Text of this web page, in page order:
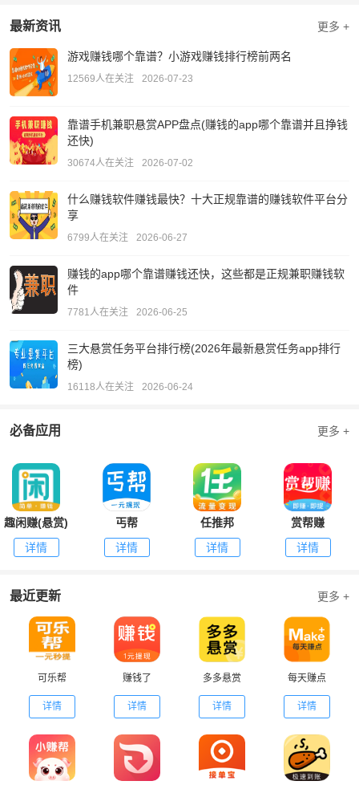
最新资讯 更多 +
游戏赚钱哪个靠谱？小游戏赚钱排行榜前两名
12569人在关注 2026-07-23
靠谱手机兼职悬赏APP盘点(赚钱的app哪个靠谱并且挣钱
还快)
30674人在关注 2026-07-02
什么赚钱软件赚钱最快？十大正规靠谱的赚钱软件平台分
享
6799人在关注 2026-06-27
赚钱的app哪个靠谱赚钱还快，这些都是正规兼职赚钱软
件
7781人在关注 2026-06-25
三大悬赏任务平台排行榜(2026年最新悬赏任务app排行
榜)
16118人在关注 2026-06-24
必备应用 更多 +
趣闲赚(悬赏)
详情
丐帮
详情
任推邦
详情
赏帮赚
详情
最近更新 更多 +
可乐帮
详情
赚钱了
详情
多多悬赏
详情
每天赚点
详情